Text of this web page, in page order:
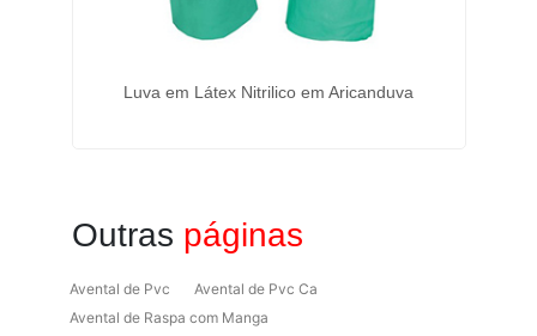
Luva em Látex Nitrilico em Aricanduva
Outras páginas
Avental de Pvc
Avental de Pvc Ca
Avental de Raspa com Manga